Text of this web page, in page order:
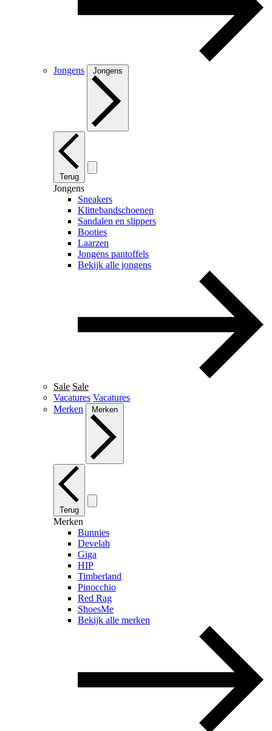
Jongens Jongens
Terug
Jongens
Sneakers
Klittebandschoenen
Sandalen en slippers
Booties
Laarzen
Jongens pantoffels
Bekijk alle jongens
Sale Sale
Vacatures Vacatures
Merken
Merken
Terug
Merken
Bunnies
Develab
Giga
HIP
Timberland
Pinocchio
Red Rag
ShoesMe
Bekijk alle merken